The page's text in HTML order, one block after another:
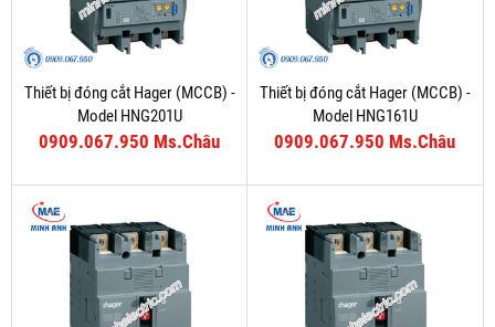
Thiết bị đóng cắt Hager (MCCB) -
Model HNG201U
0909.067.950 Ms.Châu
Thiết bị đóng cắt Hager (MCCB) -
Model HNG161U
0909.067.950 Ms.Châu